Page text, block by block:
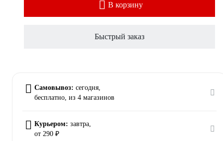
В корзину
Быстрый заказ
Самовывоз: сегодня,
бесплатно, из 4 магазинов
Курьером: завтра,
от 290 ₽